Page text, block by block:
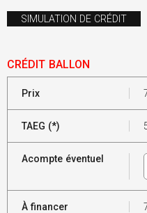
SIMULATION DE CRÉDIT
CRÉDIT BALLON
Prix
TAEG (*)
Acompte éventuel
À financer